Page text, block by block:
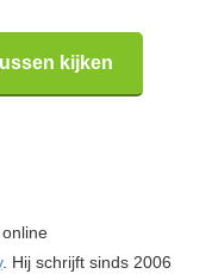
kijken
. Hij schrijft sinds 2006